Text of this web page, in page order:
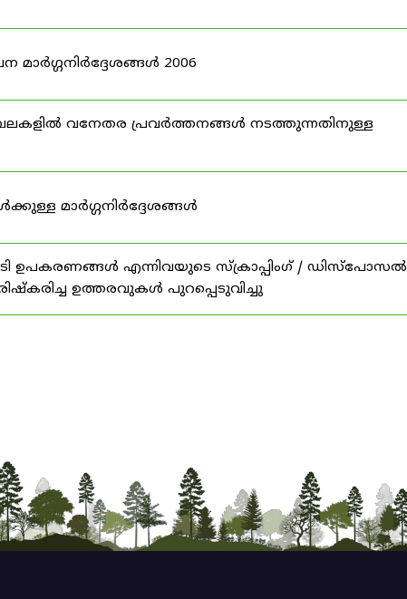
മാർഗ്ഗനിർദ്ദേശങ്ങൾ 2006
വനേതര പ്രവർത്തനങ്ങൾ നടത്തുന്നതിനുള്ള
മാർഗ്ഗനിർദ്ദേശങ്ങൾ
ഉപകരണങ്ങൾ എന്നിവയുടെ സ്‌ക്രാപ്പിംഗ് / ഡിസ്‌പോസൽ
ഉത്തരവുകൾ പുറപ്പെടുവിച്ചു